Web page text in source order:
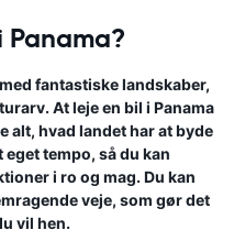
fantastiske landskaber,
At leje en bil i Panama
alt, hvad landet har at byde
tempo, så du kan
i ro og mag. Du kan
veje, som gør det
vil hen.